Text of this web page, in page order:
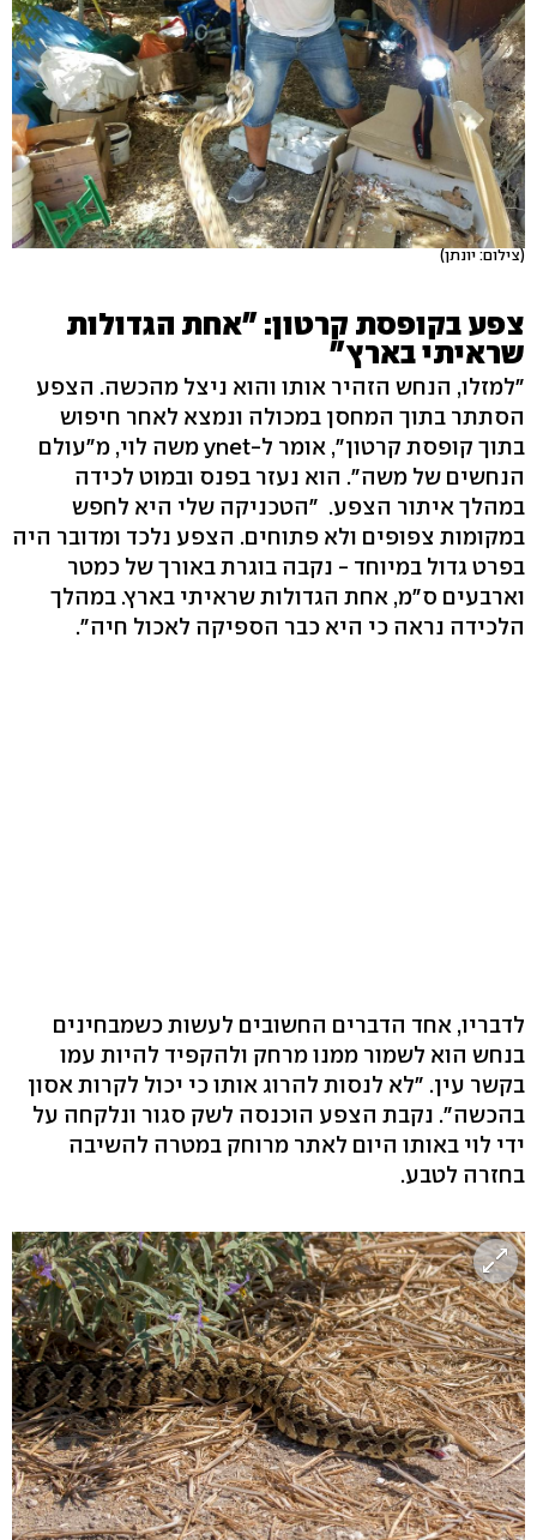
(צילום: יונתן)
צפע בקופסת קרטון: "אחת הגדולות
שראיתי בארץ"
"למזלו, הנחש הזהיר אותו והוא ניצל מהכשה. הצפע
הסתתר בתוך המחסן במכולה ונמצא לאחר חיפוש
בתוך קופסת קרטון", אומר ל-ynet משה לוי, מ"עולם
הנחשים של משה". הוא נעזר בפנס ובמוט לכידה
במהלך איתור הצפע. "הטכניקה שלי היא לחפש
במקומות צפופים ולא פתוחים. הצפע נלכד ומדובר היה
בפרט גדול במיוחד - נקבה בוגרת באורך של כמטר
וארבעים ס"מ, אחת הגדולות שראיתי בארץ. במהלך
הלכידה נראה כי היא כבר הספיקה לאכול חיה".
לדבריו, אחד הדברים החשובים לעשות כשמבחינים
בנחש הוא לשמור ממנו מרחק ולהקפיד להיות עמו
בקשר עין. "לא לנסות להרוג אותו כי יכול לקרות אסון
בהכשה". נקבת הצפע הוכנסה לשק סגור ונלקחה על
ידי לוי באותו היום לאתר מרוחק במטרה להשיבה
בחזרה לטבע.